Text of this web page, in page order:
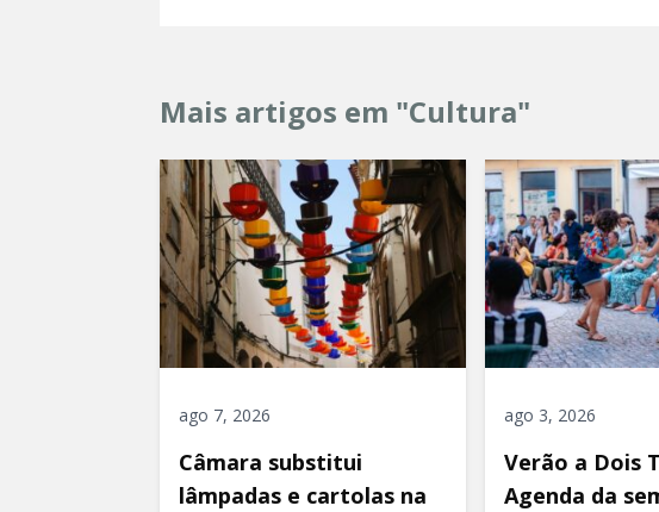
Mais artigos em "Cultura"
ago 7, 2026
Câmara substitui
lâmpadas e cartolas na
ago 3, 2026
Verão a Dois
Agenda da